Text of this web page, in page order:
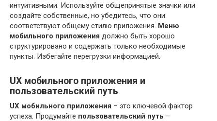
интуитивными. Используйте общепринятые значки или
создайте собственные, но убедитесь, что они
соответствуют общему стилю приложения. Меню
мобильного приложения должно быть хорошо
структурировано и содержать только необходимые
пункты. Избегайте перегрузки информацией.
UX мобильного приложения и
пользовательский путь
UX мобильного приложения – это ключевой фактор
успеха. Продумайте пользовательский путь –